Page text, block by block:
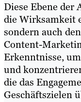
Diese Ebene
die Wirksamkeit
sondern auch
Content-
Erkenntnisse,
und
die das
Geschäftszielen